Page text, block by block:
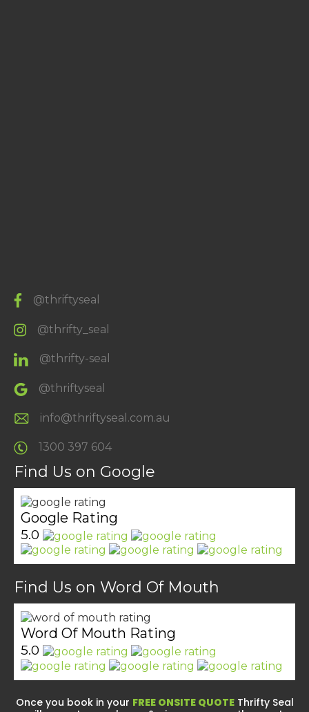
@thriftyseal
@thrifty_seal
@thrifty-seal
@thriftyseal
info@thriftyseal.com.au
1300 397 604
Find Us on Google
Google Rating
5.0
Find Us on Word Of Mouth
Word Of Mouth Rating
5.0
Once you book in your FREE ONSITE QUOTEThrifty Seal